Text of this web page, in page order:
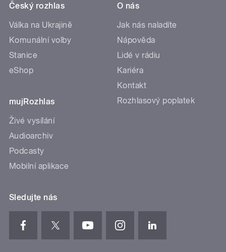
Český rozhlas
Válka na Ukrajině
Komunální volby
Stanice
eShop
mujRozhlas
Živé vysílání
Audioarchiv
Podcasty
Mobilní aplikace
O nás
Jak nás naladíte
Nápověda
Lidé v rádiu
Kariéra
Kontakt
Rozhlasový poplatek
Sledujte nás